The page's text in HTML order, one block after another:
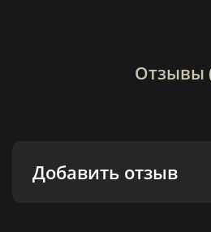
Отзывы
Добавить отзыв